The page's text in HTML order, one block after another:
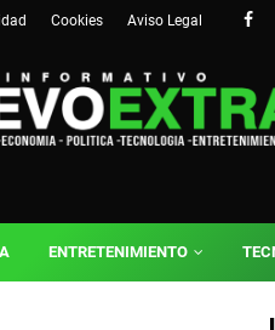
Cookies Aviso Legal
ENTRETENIMIENTO